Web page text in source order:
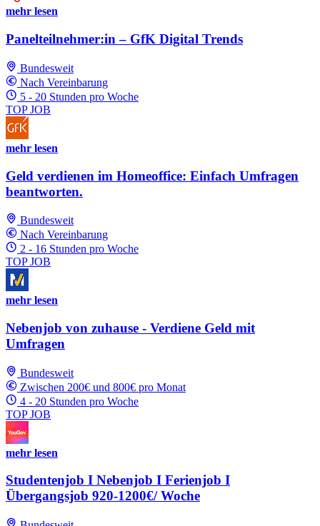
mehr lesen
Panelteilnehmer:in – GfK Digital Trends
Bundesweit
Nach Vereinbarung
5 - 20 Stunden pro Woche
TOP JOB
mehr lesen
Geld verdienen im Homeoffice: Einfach Umfragen
beantworten.
Bundesweit
Nach Vereinbarung
2 - 16 Stunden pro Woche
TOP JOB
mehr lesen
Nebenjob von zuhause - Verdiene Geld mit
Umfragen
Bundesweit
Zwischen 200€ und 800€ pro Monat
4 - 20 Stunden pro Woche
TOP JOB
mehr lesen
Studentenjob I Nebenjob I Ferienjob I
Übergangsjob 920-1200€/ Woche